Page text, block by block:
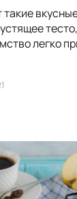
легко